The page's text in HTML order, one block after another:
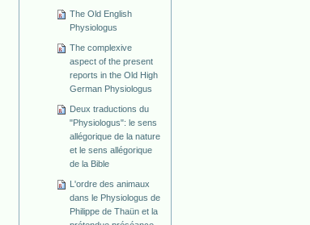
The Old English
Physiologus
The complexive
aspect of the present
reports in the Old High
German Physiologus
Deux traductions du
"Physiologus": le sens
allégorique de la nature
et le sens allégorique
de la Bible
L'ordre des animaux
dans le Physiologus de
Philippe de Thaün et la